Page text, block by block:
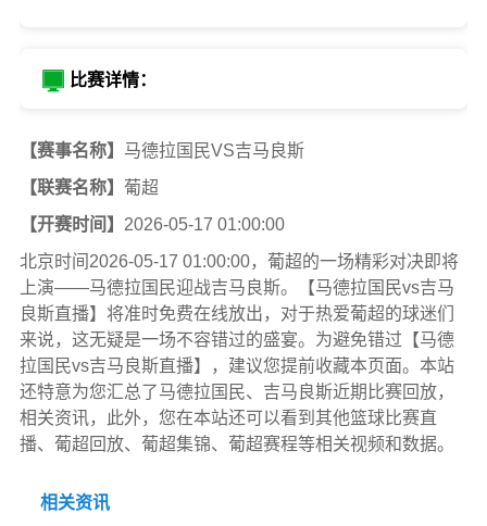
比赛详情：
【赛事名称】 马德拉国民VS吉马良斯
【联赛名称】 葡超
【开赛时间】 2026-05-17 01:00:00
北京时间2026-05-17 01:00:00，葡超的一场精彩对决即将
上演——马德拉国民迎战吉马良斯。【马德拉国民vs吉马
良斯直播】将准时免费在线放出，对于热爱葡超的球迷们
来说，这无疑是一场不容错过的盛宴。为避免错过【马德
拉国民vs吉马良斯直播】，建议您提前收藏本页面。本站
还特意为您汇总了马德拉国民、吉马良斯近期比赛回放，
相关资讯，此外，您在本站还可以看到其他篮球比赛直
播、葡超回放、葡超集锦、葡超赛程等相关视频和数据。
相关资讯